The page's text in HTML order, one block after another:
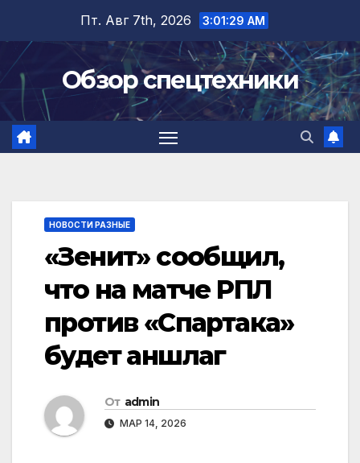
содержимому
Пт. Авг 7th, 2026 3:01:29 AM
Обзор спецтехники
НОВОСТИ РАЗНЫЕ
«Зенит» сообщил,
что на матче РПЛ
против «Спартака»
будет аншлаг
От admin
МАР 14, 2026